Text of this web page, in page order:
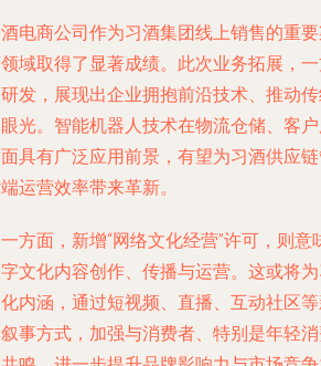
电商公司作为习酒集团线上销售的重
域取得了显著成绩。此次业务拓展，
发，展现出企业拥抱前沿技术、推动
光。智能机器人技术在物流仓储、客
具有广泛应用前景，有望为习酒供应
运营效率带来革新。
方面，新增“网络文化经营”许可，则
文化内容创作、传播与运营。这或将
内涵，通过短视频、直播、互动社区
事方式，加强与消费者、特别是年轻